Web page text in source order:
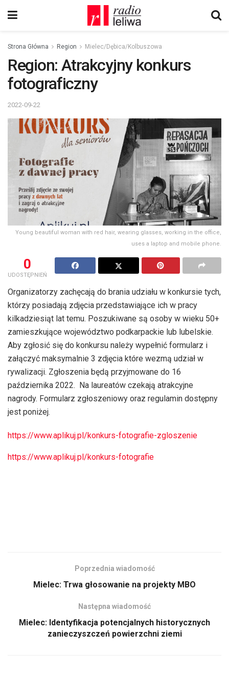
Strona Główna Region Mielec/Dębica/Kolbuszowa
Region: Atrakcyjny konkurs
fotograficzny
2022-09-22
Young beautiful woman with red hair, wearing glasses, working in the office,
uses a laptop and mobile phone.
0
UDOSTĘPNIEŃ
Organizatorzy zachęcają do brania udziału w konkursie tych,
którzy posiadają zdjęcia przedstawiające ich w pracy
kilkadziesiąt lat temu. Poszukiwane są osoby w wieku 50+
zamieszkujące województwo podkarpackie lub lubelskie.
Aby zgłosić się do konkursu należy wypełnić formularz i
załączyć maksymalnie 3 zdjęcia które wezmą udział w
rywalizacji. Zgłoszenia będą przyjmowane do 16
października 2022. Na laureatów czekają atrakcyjne
nagrody. Formularz zgłoszeniowy oraz regulamin dostępny
jest poniżej.
https://www.aplikuj.pl/konkurs-fotografie-zgloszenie
https://www.aplikuj.pl/konkurs-fotografie
Poprzednia wiadomość
Mielec: Trwa głosowanie na projekty MBO
Następna wiadomość
Mielec: Identyfikacja potencjalnych historycznych
zanieczyszczeń powierzchni ziemi